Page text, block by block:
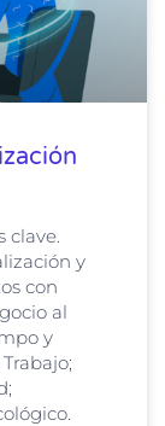
clave.
y
con
al
y